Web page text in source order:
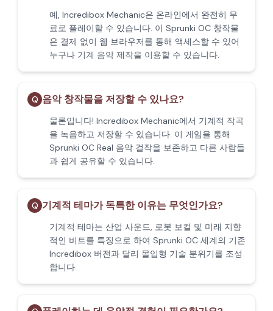
예, Incredibox Mechanic은 온라인에서 완전히 무
료로 플레이할 수 있습니다. 이 Sprunki OC 창작물
은 결제 없이 웹 브라우저를 통해 액세스할 수 있어
누구나 기계 음악 제작을 이용할 수 있습니다.
Q 음악 창작물을 저장할 수 있나요?
물론입니다! Incredibox Mechanic에서 기계적 작곡
을 녹음하고 저장할 수 있습니다. 이 게임을 통해
Sprunki OC Real 음악 걸작을 보존하고 다른 사람들
과 쉽게 공유할 수 있습니다.
Q 기계적 테마가 독특한 이유는 무엇인가요?
기계적 테마는 산업 사운드, 로봇 보컬 및 미래 지향
적인 비트를 특징으로 하여 Sprunki OC 세계의 기존
Incredibox 버전과 달리 몰입형 기술 분위기를 조성
합니다.